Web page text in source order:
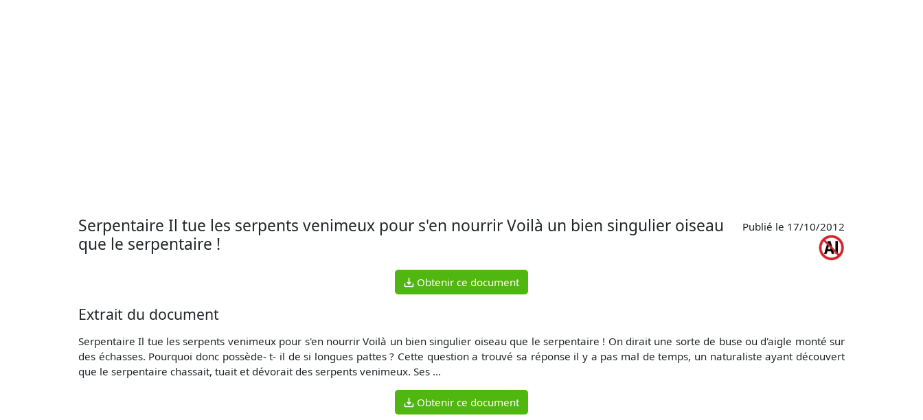
Serpentaire Il tue les serpents venimeux pour s'en nourrir Voilà un bien singulier oiseau
que le serpentaire !
Publié le 17/10/2012
Obtenir ce document
Extrait du document
Serpentaire Il tue les serpents venimeux pour s'en nourrir Voilà un bien singulier oiseau que le serpentaire ! On dirait une sorte de buse ou d'aigle monté sur
des échasses. Pourquoi donc possède- t- il de si longues pattes ? Cette question a trouvé sa réponse il y a pas mal de temps, un naturaliste ayant découvert
que le serpentaire chassait, tuait et dévorait des serpents venimeux. Ses ...
Obtenir ce document